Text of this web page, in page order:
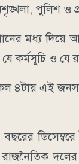
পুলিশ ও
মধ্য দিয়ে
কর্মসূচি ও যে
৪টায় এই